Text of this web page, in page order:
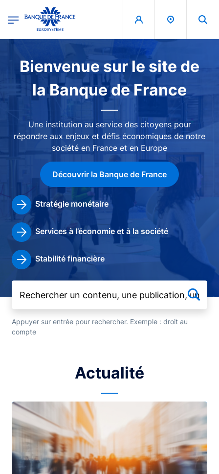
Banque de France - Menu Principal
Bienvenue sur le site de
la Banque de France
Une institution au service des citoyens pour
répondre aux enjeux et défis économiques de notre
société en France et en Europe
Découvrir la Banque de France
Stratégie monétaire
Services à l’économie et à la société
Stabilité financière
Appuyer sur entrée pour rechercher. Exemple : droit au
compte
Actualité
Image